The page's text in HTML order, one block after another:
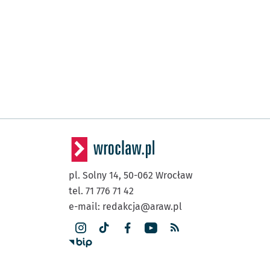
pl. Solny 14, 50-062 Wrocław
tel. 71 776 71 42
e-mail: redakcja@araw.pl